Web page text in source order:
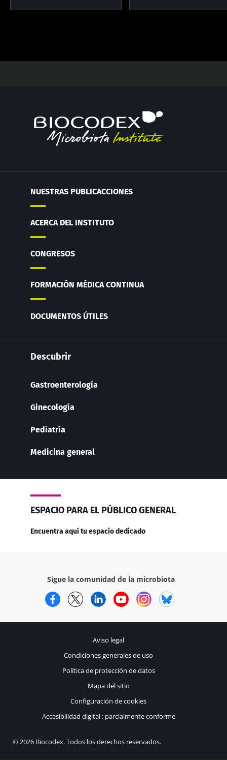
NUESTRAS PUBLICACCIONES
ACERCA DEL INSTITUTO
CONGRESOS
FORMACIÓN MÉDICA CONTINUA
DOCUMENTOS ÚTILES
Descubrir
Gastroenterología
Ginecología
Pediatría
Medicina general
ESPACIO PARA EL PÚBLICO GENERAL
Encuentra aquí tu espacio dedicado
Sigue la comunidad de la microbiota
FacebookTwitterLinkedInYouTubeInstagram
© 2026 Biocodex. Todos los derechos reservados.
Aviso legal
Condiciones generales de uso
Política de protección de datos
Mapa del sitio
Configuración de cookies
Accesibilidad digital : parcialmente conforme